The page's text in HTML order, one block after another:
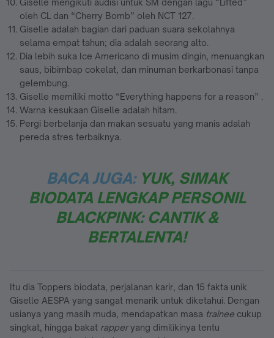
Giselle mengikuti audisi untuk SM dengan lagu “Lifted”
oleh CL dan “Cherry Bomb” oleh NCT 127.
Giselle adalah bagian dari paduan suara sekolahnya
selama empat tahun; dia adalah seorang alto.
Dia lebih suka Ice Americano di musim dingin, menuangkan
saus, bibimbap cokelat, dan minuman berkarbonasi tanpa
gelembung.
Giselle memiliki motto “Everything happens for a reason” .
Warna kesukaan Giselle adalah hitam.
Pergi berbelanja dan makan sesuatu yang manis adalah
pereda stres terbaiknya.
BACA JUGA: YUK, SIMAK
BIODATA LENGKAP PERSONIL
BLACKPINK: CANTIK &
BERTALENTA!
Itu dia Toppers biodata, perjalanan karir, dan 15 fakta unik
Giselle AESPA yang sangat menarik untuk diketahui. Dengan
usianya yang masih muda, mendapatkan masa trainee cukup
singkat, hingga bakat rapperyang dimilikinya tentu